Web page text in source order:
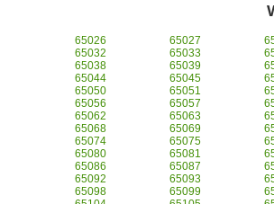
65026 65027
65032
65033
65038
65039
65044
65045
65050
65051
65056
65057
65062
65063
65068
65069
65074
65075
65080
65081
65086
65087
65092
65093
65098
65099